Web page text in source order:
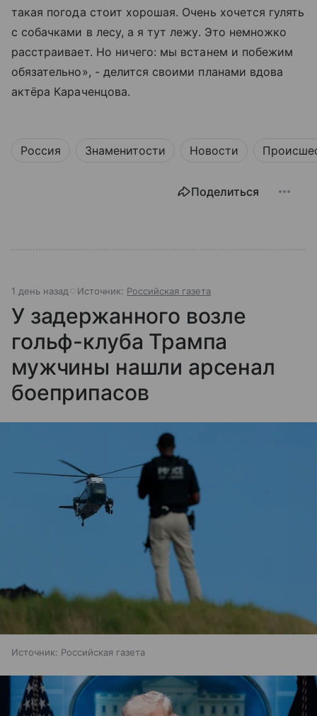
такая погода стоит хорошая. Очень хочется гулять
с собачками в лесу, а я тут лежу. Это немножко
расстраивает. Но ничего: мы встанем и побежим
обязательно», - делится своими планами вдова
актёра Караченцова.
Россия Знаменитости Новости
Поделиться
1 день назад Источник: Российская газета
У задержанного возле
гольф-клуба Трампа
мужчины нашли арсенал
боеприпасов
Источник: Российская газета